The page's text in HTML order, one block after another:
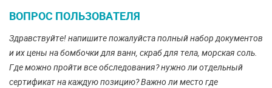
ВОПРОС ПОЛЬЗОВАТЕЛЯ
Здравствуйте! напишите пожалуйста полный набор документов
и их цены на бомбочки для ванн, скраб для тела, морская соль.
Где можно пройти все обследования? нужно ли отдельный
сертификат на каждую позицию? Важно ли место где